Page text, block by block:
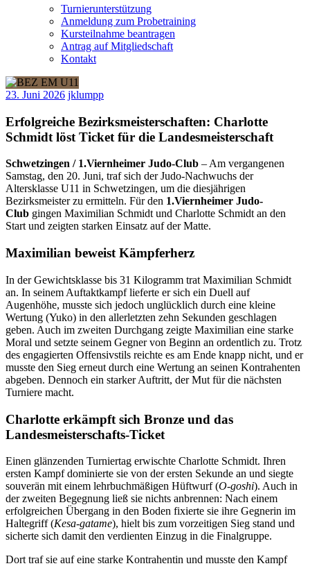
Turnierunterstützung
Anmeldung zum Probetraining
Kursteilnahme beantragen
Antrag auf Mitgliedschaft
Kontakt
23. Juni 2026 jklumpp
Erfolgreiche Bezirksmeisterschaften: Charlotte
Schmidt löst Ticket für die Landesmeisterschaft
Schwetzingen / 1.Viernheimer Judo-Club – Am vergangenen
Samstag, den 20. Juni, traf sich der Judo-Nachwuchs der
Altersklasse U11 in Schwetzingen, um die diesjährigen
Bezirksmeister zu ermitteln. Für den 1.Viernheimer Judo-
Club gingen Maximilian Schmidt und Charlotte Schmidt an den
Start und zeigten starken Einsatz auf der Matte.
Maximilian beweist Kämpferherz
In der Gewichtsklasse bis 31 Kilogramm trat Maximilian Schmidt
an. In seinem Auftaktkampf lieferte er sich ein Duell auf
Augenhöhe, musste sich jedoch unglücklich durch eine kleine
Wertung (Yuko) in den allerletzten zehn Sekunden geschlagen
geben. Auch im zweiten Durchgang zeigte Maximilian eine starke
Moral und setzte seinem Gegner von Beginn an ordentlich zu. Trotz
des engagierten Offensivstils reichte es am Ende knapp nicht, und er
musste den Sieg erneut durch eine Wertung an seinen Kontrahenten
abgeben. Dennoch ein starker Auftritt, der Mut für die nächsten
Turniere macht.
Charlotte erkämpft sich Bronze und das
Landesmeisterschafts-Ticket
Einen glänzenden Turniertag erwischte Charlotte Schmidt. Ihren
ersten Kampf dominierte sie von der ersten Sekunde an und siegte
souverän mit einem lehrbuchmäßigen Hüftwurf (O-goshi). Auch in
der zweiten Begegnung ließ sie nichts anbrennen: Nach einem
erfolgreichen Übergang in den Boden fixierte sie ihre Gegnerin im
Haltegriff (Kesa-gatame), hielt bis zum vorzeitigen Sieg stand und
sicherte sich damit den verdienten Einzug in die Finalgruppe.
Dort traf sie auf eine starke Kontrahentin und musste den Kampf